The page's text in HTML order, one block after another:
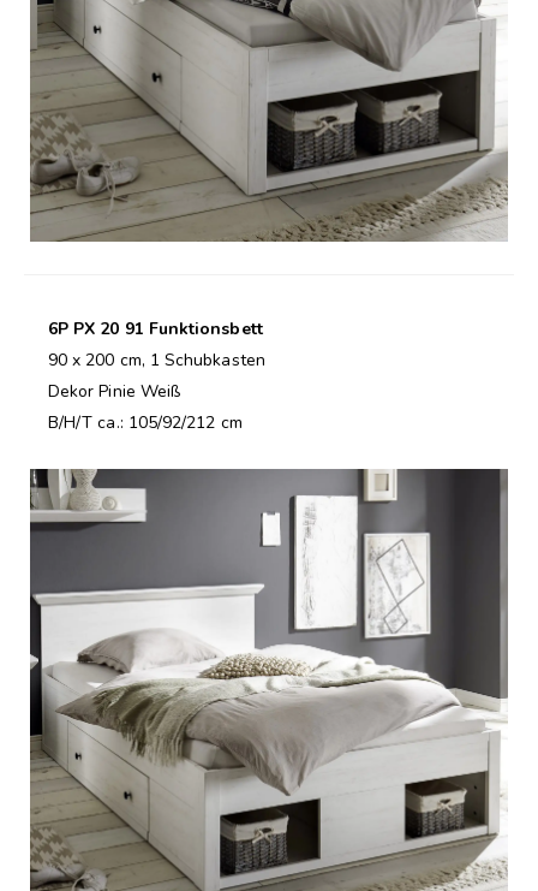
6P PX 20 91 Funktionsbett
90 x 200 cm, 1 Schubkasten
Dekor Pinie Weiß
B/H/T ca.: 105/92/212 cm